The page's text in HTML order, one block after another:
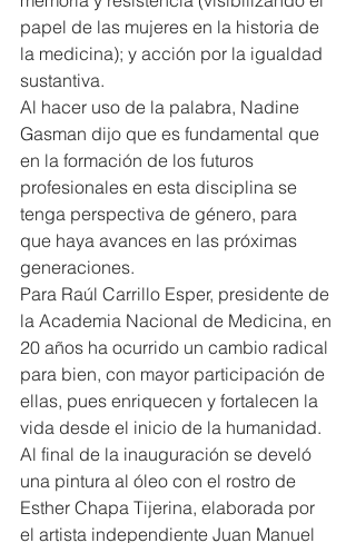
papel de las mujeres en la historia de
la medicina); y acción por la igualdad
sustantiva.
Al hacer uso de la palabra, Nadine
Gasman dijo que es fundamental que
en la formación de los futuros
profesionales en esta disciplina se
tenga perspectiva de género, para
que haya avances en las próximas
generaciones.
Para Raúl Carrillo Esper, presidente de
la Academia Nacional de Medicina, en
20 años ha ocurrido un cambio radical
para bien, con mayor participación de
ellas, pues enriquecen y fortalecen la
vida desde el inicio de la humanidad.
Al final de la inauguración se develó
una pintura al óleo con el rostro de
Esther Chapa Tijerina, elaborada por
el artista independiente Juan Manuel